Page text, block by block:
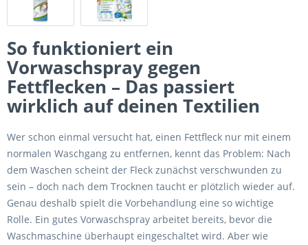
So funktioniert ein
Vorwaschspray gegen
Fettflecken – Das passiert
wirklich auf deinen Textilien
Wer schon einmal versucht hat, einen Fettfleck nur mit einem
normalen Waschgang zu entfernen, kennt das Problem: Nach
dem Waschen scheint der Fleck zunächst verschwunden zu
sein – doch nach dem Trocknen taucht er plötzlich wieder auf.
Genau deshalb spielt die Vorbehandlung eine so wichtige
Rolle. Ein gutes Vorwaschspray arbeitet bereits, bevor die
Waschmaschine überhaupt eingeschaltet wird. Aber wie